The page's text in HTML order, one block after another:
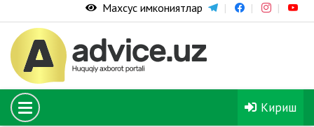
Махсус имкониятлар
Кириш